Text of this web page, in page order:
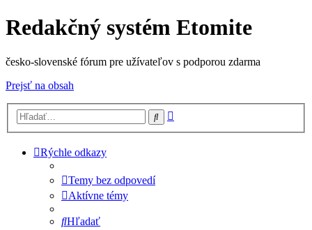
Redakčný systém Etomite
česko-slovenské fórum pre užívateľov s podporou zdarma
Prejsť na obsah
Hľadať
Rýchle odkazy
Temy bez odpovedí
Aktívne témy
Hľadať